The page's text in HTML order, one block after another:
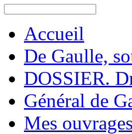
Accueil
De Gaulle,
DOSSIER.
Général de
Mes ouvrages